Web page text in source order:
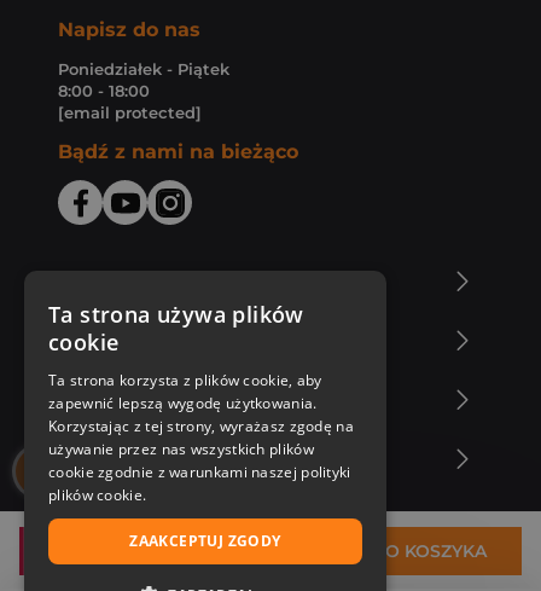
26,79 zł DO KOSZYKA
Napisz do nas
Poniedziałek - Piątek
8:00 - 18:00
[email protected]
Bądź z nami na bieżąco
Zakupy u nas
Nasza oferta
Nasi autorzy
Ta strona używa plików
cookie
Ta strona korzysta z plików cookie, aby
zapewnić lepszą wygodę użytkowania.
Korzystając z tej strony, wyrażasz zgodę na
używanie przez nas wszystkich plików
cookie zgodnie z warunkami naszej polityki
plików cookie.
ZAAKCEPTUJ ZGODY